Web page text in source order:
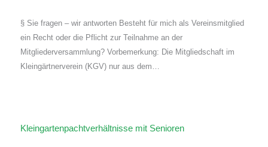
§ Sie fragen – wir antworten Besteht für mich als Vereinsmitglied
ein Recht oder die Pflicht zur Teilnahme an der
Mitgliederversammlung? Vorbemerkung: Die Mitgliedschaft im
Kleingärtnerverein (KGV) nur aus dem…
Kleingartenpachtverhältnisse mit Senioren